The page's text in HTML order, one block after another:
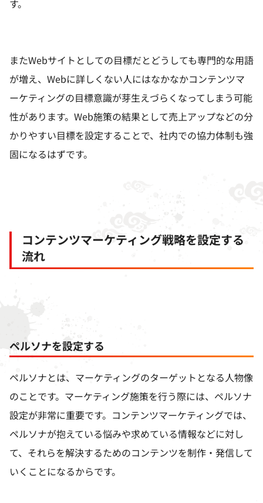
す。
またWebサイトとしての目標だとどうしても専門的な用語
が増え、 Webに詳しくない人にはなかなかコンテンツマ
ーケティングの目標意識が芽生えづらくなってしまう可能
性があります。 Web施策の結果として売上アップなどの分
かりやすい目標を設定することで、社内での協力体制も強
固になるはずです。
コンテンツマーケティング戦略を設定する
流れ
ペルソナを設定する
ペルソナとは、マーケティングのターゲットとなる人物像
のことです。マーケティング施策を行う際には、ペルソナ
設定が非常に重要です。コンテンツマーケティングでは、
ペルソナが抱えている悩みや求めている情報などに対し
て、それらを解決するためのコンテンツを制作・発信して
いくことになるからです。